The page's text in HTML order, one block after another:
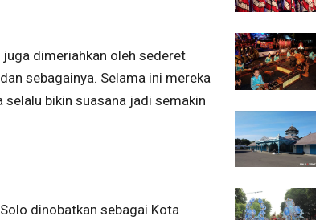
juga dimeriahkan oleh sederet
sebagainya. Selama ini mereka
bikin suasana jadi semakin
dinobatkan sebagai Kota